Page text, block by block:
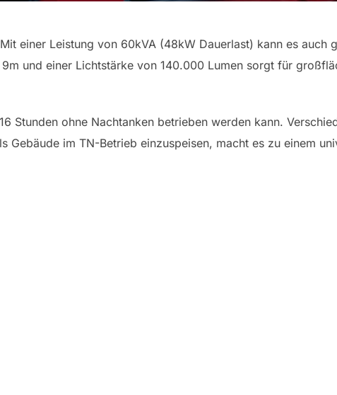
einer Leistung von 60kVA (48kW Dauerlast) kann es auch
und einer Lichtstärke von 140.000 Lumen sorgt für
Stunden ohne Nachtanken betrieben werden kann.
im TN-Betrieb einzuspeisen, macht es zu einem